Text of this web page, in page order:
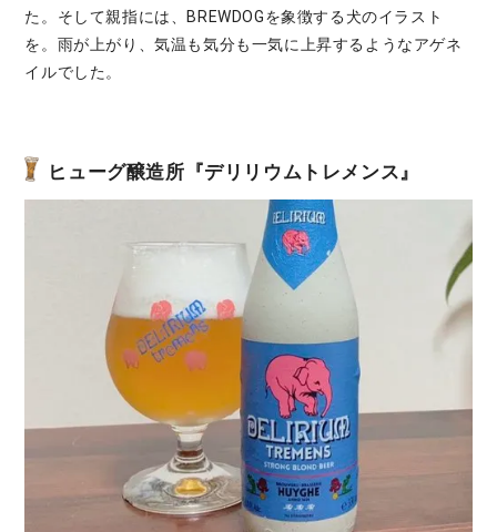
た。そして親指には、BREWDOGを象徴する犬のイラスト
を。雨が上がり、気温も気分も一気に上昇するようなアゲネ
イルでした。
ヒューグ醸造所『デリリウムトレメンス』